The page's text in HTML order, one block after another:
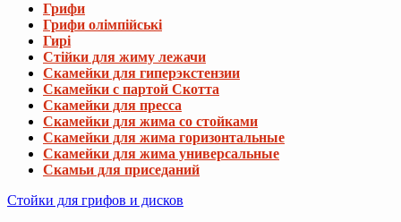
Грифи
Грифи олімпійські
Гирі
Стійки для жиму лежачи
Скамейки для гиперэкстензии
Скамейки с партой Скотта
Скамейки для пресса
Скамейки для жима со стойками
Скамейки для жима горизонтальные
Скамейки для жима универсальные
Скамьи для приседаний
Стойки для грифов и дисков